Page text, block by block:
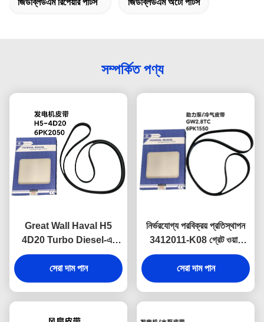
জিডব্লিউএম রিপেয়ার পার্টস জিডব্লিউএম অটো পার্টস
সম্পর্কিত পণ্য
Great Wall Haval H5
4D20 Turbo Diesel-এর
জন্য পেশাদার-গ্রেডের 3701011-
ED01A ইঞ্জিন ড্রাইভ বেল্ট
6PK2050, স্থিতিশীল কর্মক্ষমতা
সেরা দাম পান
নির্ভরযোগ্য পরবিক্রয় প্রতিস্থাপন
3412011-K08 গ্রেট ওয়াল
2.8TC জন্য ড্রাইভ বেল্ট চ্যালেঞ্জিং
অবস্থার অধীনে ধারাবাহিক কর্মক্ষমতা
জন্য ডিজাইন করা।
সেরা দাম পান